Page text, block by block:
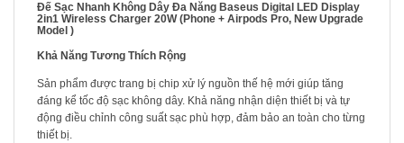
Đế Sạc Nhanh Không Dây Đa Năng Baseus Digital LED Display
2in1 Wireless Charger 20W (Phone + Airpods Pro, New Upgrade
Model )
Khả Năng Tương Thích Rộng
Sản phẩm được trang bị chip xử lý nguồn thế hệ mới giúp tăng
đáng kể tốc độ sạc không dây. Khả năng nhận diện thiết bị và tự
động điều chỉnh công suất sạc phù hợp, đảm bảo an toàn cho từng
thiết bị.